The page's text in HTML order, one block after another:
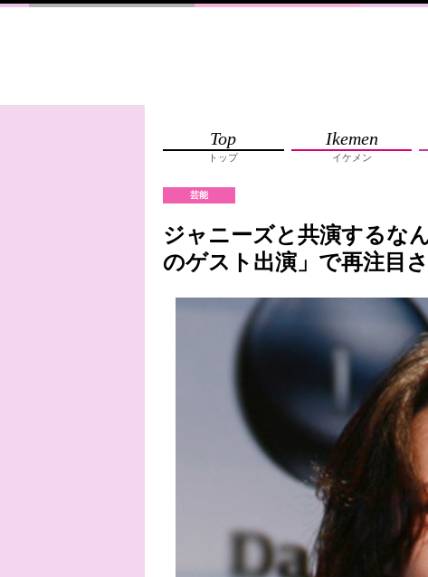
Top
トップ
Ikemen
イケメン
芸能
ジャニーズと共演するな
のゲスト出演」で再注目